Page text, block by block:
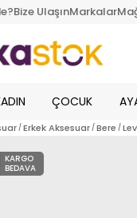
Bize UlaşınMarkalar
ÇOCUK
Erkek Aksesuar Bere
KARGO
BEDAVA